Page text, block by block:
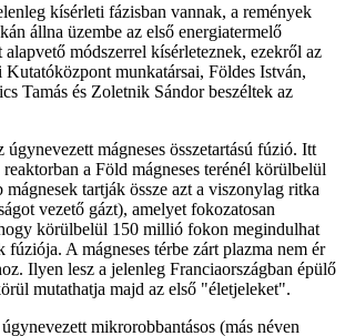
kísérleti fázisban vannak, a remények
állna üzembe az első energiatermelő
alapvető módszerrel kísérleteznek, ezekről az
munkatársai, Földes István,
Tamás és Zoletnik Sándor beszéltek az
mágneses összetartású fúzió. Itt
a Föld mágneses terénél körülbelül
mágnesek tartják össze azt a viszonylag ritka
vezető gázt), amelyet fokozatosan
körülbelül 150 millió fokon megindulhat
fúziója. A mágneses térbe zárt plazma nem ér
Ilyen lesz a jelenleg Franciaországban épülő
mutathatja majd az első "életjeleket".
mikrorobbantásos (más néven